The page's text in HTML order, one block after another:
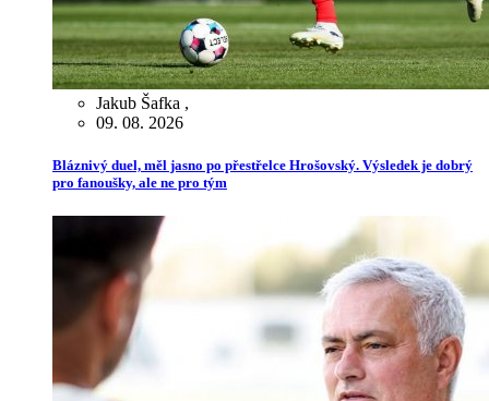
Jakub Šafka ,
09. 08. 2026
Bláznivý duel, měl jasno po přestřelce Hrošovský. Výsledek je dobrý
pro fanoušky, ale ne pro tým